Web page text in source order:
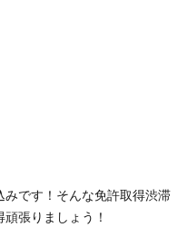
です！そんな免許取得渋滞
張りましょう！